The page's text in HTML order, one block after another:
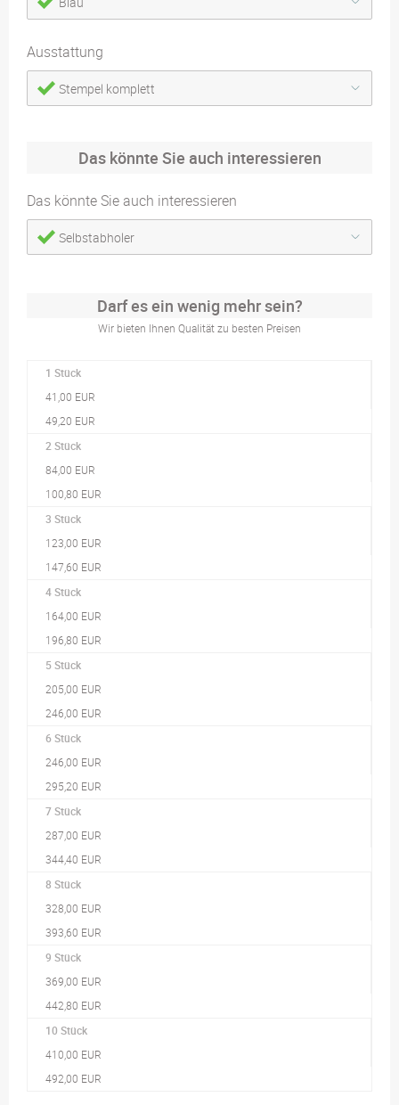
Ausstattung
Stempel komplett
Das könnte Sie auch interessieren
Das könnte Sie auch interessieren
Selbstabholer
Darf es ein wenig mehr sein?
Wir bieten Ihnen Qualität zu besten Preisen
1 Stück
41,00 EUR
49,20 EUR
2 Stück
84,00 EUR
100,80 EUR
3 Stück
123,00 EUR
147,60 EUR
4 Stück
164,00 EUR
196,80 EUR
5 Stück
205,00 EUR
246,00 EUR
6 Stück
246,00 EUR
295,20 EUR
7 Stück
287,00 EUR
344,40 EUR
8 Stück
328,00 EUR
393,60 EUR
9 Stück
369,00 EUR
442,80 EUR
10 Stück
410,00 EUR
492,00 EUR